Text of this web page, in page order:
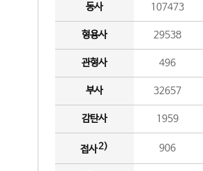
동사 107473
형용사 29538
관형사 496
부사 32657
감탄사 1959
접사2) 906